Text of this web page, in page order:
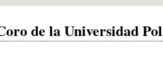
de la Universidad